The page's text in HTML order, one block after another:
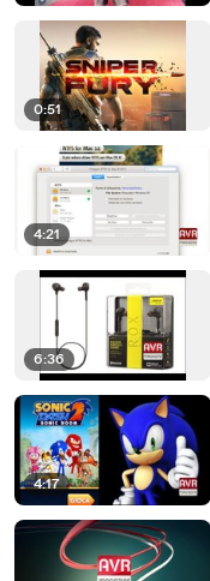
0:51
4:21
6:36
4:17